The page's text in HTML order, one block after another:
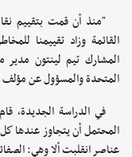
القائمة وزاد تقييمنا
المشارك تيم لينتون مدير
المتحدة والمسؤول عن مؤلف
في الدراسة الجديدة،
المحتمل أن يتجاوز عندها
عناصر انقلبت ألا وهي: